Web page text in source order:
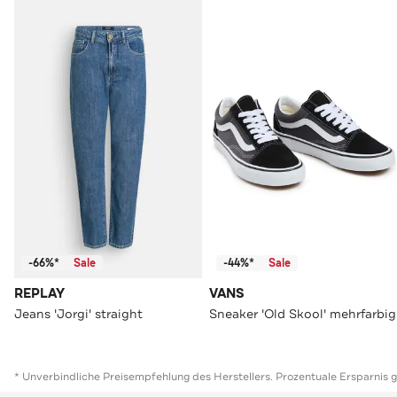
-66%* Sale
REPLAY
Jeans 'Jorgi' straight
-44%* Sale
VANS
Sneaker 'Old Skool' mehrfarbig
* Unverbindliche Preisempfehlung des Herstellers. Prozentuale Ersparnis